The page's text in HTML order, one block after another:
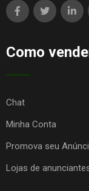
Como
Chat
Minha Conta
Promova seu
Lojas de